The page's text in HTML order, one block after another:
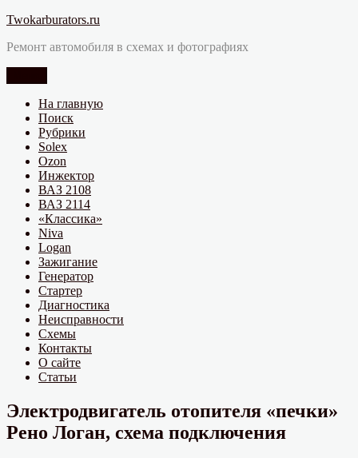
Перейти
содержимому
Twokarburators.ru
Ремонт автомобиля в схемах и фотографиях
На главную
Поиск
Рубрики
Solex
Ozon
Инжектор
ВАЗ 2108
ВАЗ 2114
«Классика»
Niva
Logan
Зажигание
Генератор
Стартер
Диагностика
Неисправности
Схемы
Контакты
О сайте
Статьи
Электродвигатель отопителя «печки»
Рено Логан, схема подключения